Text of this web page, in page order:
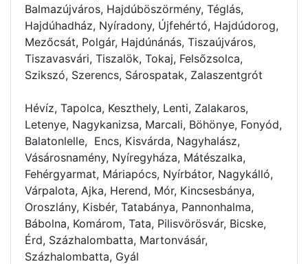
Balmazújváros, Hajdúböszörmény, Téglás,
Hajdúhadház, Nyíradony, Újfehértó, Hajdúdorog,
Mezőcsát, Polgár, Hajdúnánás, Tiszaújváros,
Tiszavasvári, Tiszalök, Tokaj, Felsőzsolca,
Szikszó, Szerencs, Sárospatak, Zalaszentgrót
Hévíz, Tapolca, Keszthely, Lenti, Zalakaros,
Letenye, Nagykanizsa, Marcali, Böhönye, Fonyód,
Balatonlelle, Encs, Kisvárda, Nagyhalász,
Vásárosnamény, Nyíregyháza, Mátészalka,
Fehérgyarmat, Máriapócs, Nyírbátor, Nagykálló,
Várpalota, Ajka, Herend, Mór, Kincsesbánya,
Oroszlány, Kisbér, Tatabánya, Pannonhalma,
Bábolna, Komárom, Tata, Pilisvörösvár, Bicske,
Érd, Százhalombatta, Martonvásár,
Százhalombatta, Gyál